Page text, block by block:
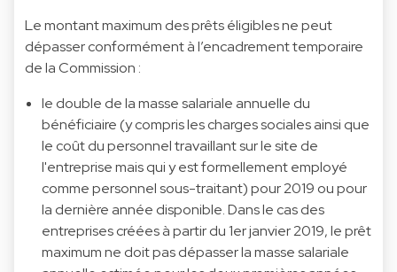
Le montant maximum des prêts éligibles ne peut
dépasser conformément à l’encadrement temporaire
de la Commission :
le double de la masse salariale annuelle du
bénéficiaire (y compris les charges sociales ainsi que
le coût du personnel travaillant sur le site de
l'entreprise mais qui y est formellement employé
comme personnel sous-traitant) pour 2019 ou pour
la dernière année disponible. Dans le cas des
entreprises créées à partir du 1er janvier 2019, le prêt
maximum ne doit pas dépasser la masse salariale